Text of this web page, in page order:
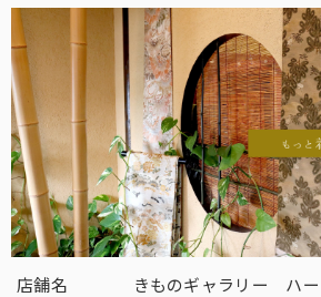
店舗名
きものギャラリー ハー